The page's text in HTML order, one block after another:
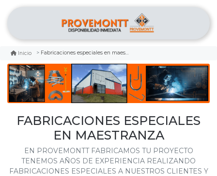
Inicio Fabricaciones especiales en maestranza
FABRICACIONES ESPECIALES
EN MAESTRANZA
EN PROVEMONTT FABRICAMOS TU PROYECTO
TENEMOS AÑOS DE EXPERIENCIA REALIZANDO
FABRICACIONES ESPECIALES A NUESTROS CLIENTES Y